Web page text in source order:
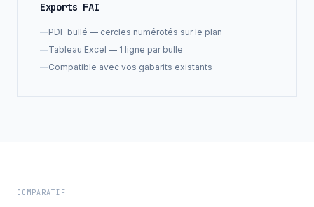
Exports FAI
—PDF bullé — cercles numérotés sur le plan
—Tableau Excel — 1 ligne par bulle
—Compatible avec vos gabarits existants
COMPARATIF